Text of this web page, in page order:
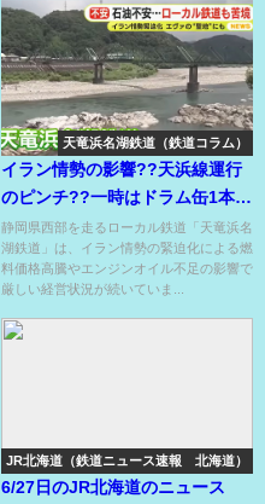
天竜浜名湖鉄道（鉄道コラム）
イラン情勢の影響??天浜線運行
のピンチ??一時はドラム缶1本に
なったエンジンオイル??
静岡県西部を走るローカル鉄道「天竜浜名
湖鉄道」は、イラン情勢の緊迫化による燃
料価格高騰やエンジンオイル不足の影響で
厳しい経営状況が続いていま...
JR北海道（鉄道ニュース速報 北海道）
6/27日のJR北海道のニュース